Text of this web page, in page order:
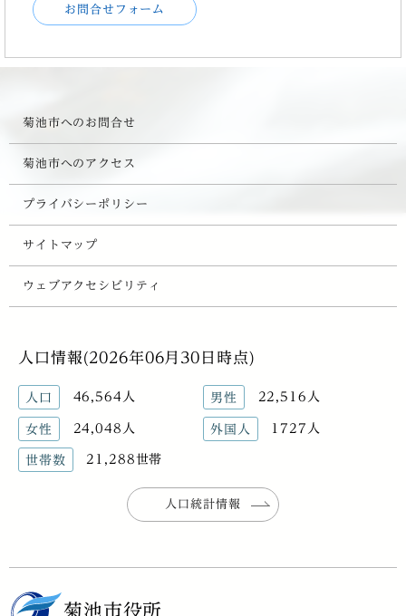
お問合せフォーム
菊池市へのお問合せ
菊池市へのアクセス
プライバシーポリシー
サイトマップ
ウェブアクセシビリティ
人口情報(2026年06月30日時点)
人口 46,564人 男性 22,516人
女性 24,048人 外国人 1727人
世帯数 21,288世帯
人口統計情報
菊池市役所